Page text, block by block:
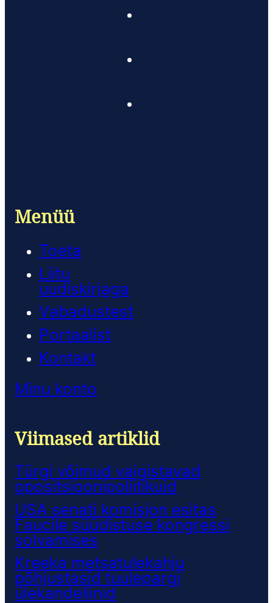
Menüü
Toeta
Liitu
uudiskirjaga
Vabadustest
Portaalist
Kontakt
Minu konto
Viimased artiklid
Türgi võimud vaigistavad
opositsioonipoliitikuid
USA senati komisjon esitas
Faucile süüdistuse kongressi
solvamises
Kreeka metsatulekahju
põhjustasid tuulepargi
ülekandeliinid